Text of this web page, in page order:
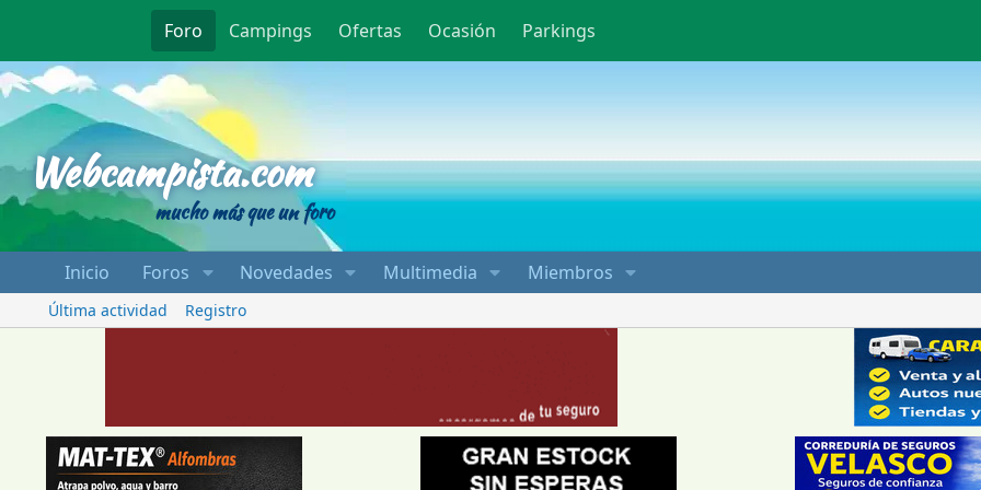
Foro Campings Ofertas Ocasión Parkings
Webcampista.com
mucho más que un foro
Inicio Foros Novedades Multimedia Miembros
Última actividad Registro